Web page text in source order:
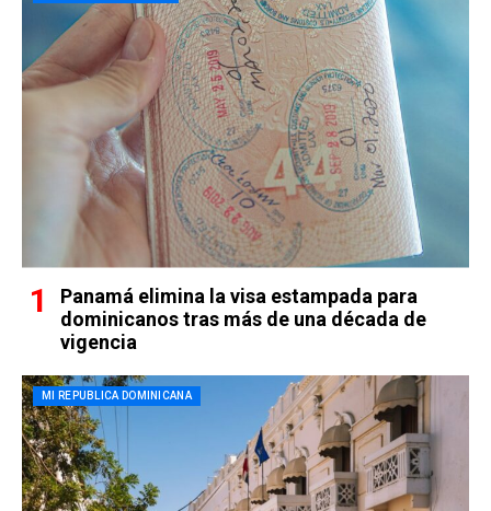
Panamá elimina la visa estampada para
dominicanos tras más de una década de
vigencia
MI REPUBLICA DOMINICANA